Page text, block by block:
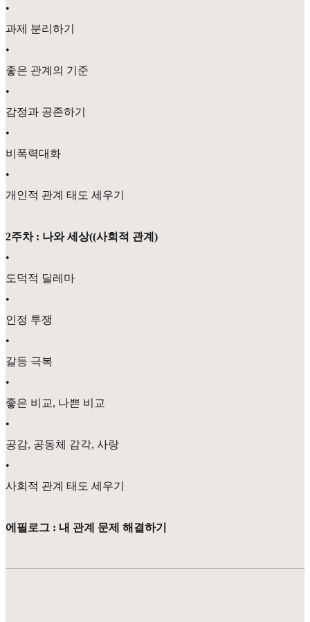
•
과제 분리하기
•
좋은 관계의 기준
•
감정과 공존하기
•
비폭력대화
•
개인적 관계 태도 세우기
2주차 : 나와 세상((사회적 관계)
•
도덕적 딜레마
•
인정 투쟁
•
갈등 극복
•
좋은 비교, 나쁜 비교
•
공감, 공동체 감각, 사랑
•
사회적 관계 태도 세우기
에필로그 : 내 관계 문제 해결하기